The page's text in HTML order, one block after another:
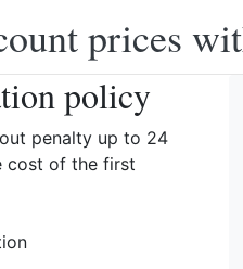
prices
policy
penalty up to 24
cost of the first